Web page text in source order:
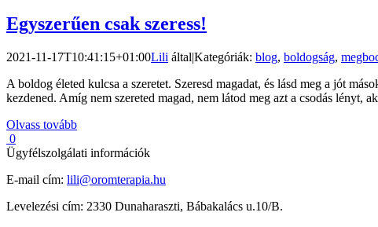
Egyszerűen csak szeress!
2021-11-17T10:41:15+01:00Lili által|Kategóriák: blog, boldogság,
A boldog életed kulcsa a szeretet. Szeresd magadat, és lásd meg a jót
kezdened. Amíg nem szereted magad, nem látod meg azt a csodás lényt,
Olvass tovább
0
Ügyfélszolgálati információk
E-mail cím: lili@oromterapia.hu
Levelezési cím: 2330 Dunaharaszti, Bábakalács u.10/B.